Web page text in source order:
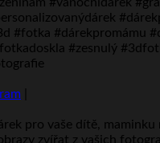
#fotka #dárekpromámu
#zesnulý